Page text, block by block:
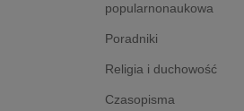
popularnonaukowa
Poradniki
Religia i duchowość
Czasopisma